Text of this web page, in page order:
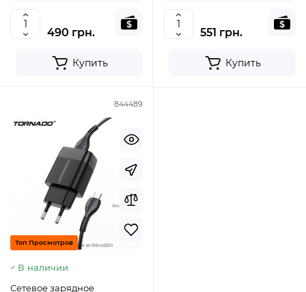
490 грн.
Купить
551 грн.
Купить
844489
Топ Просмотров
В наличии
Сетевое зарядное